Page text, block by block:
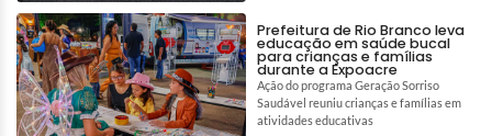
Prefeitura de Rio Branco leva
educação em saúde bucal
para crianças e famílias
durante a Expoacre
Ação do programa Geração Sorriso
Saudável reuniu crianças e famílias em
atividades educativas